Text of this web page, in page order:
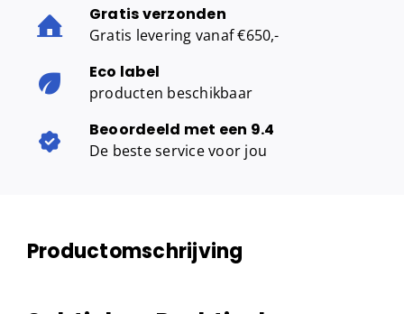
Gratis verzonden
Gratis levering vanaf €650,-
Eco label
producten beschikbaar
Beoordeeld met een 9.4
De beste service voor jou
Productomschrijving